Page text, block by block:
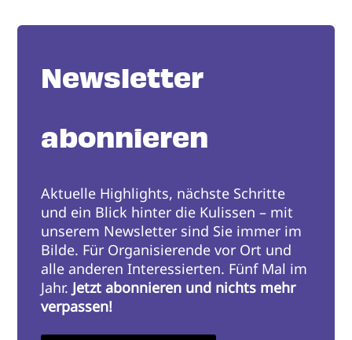
Newsletter
abonnieren
Aktuelle Highlights, nächste Schritte
und ein Blick hinter die Kulissen – mit
unserem Newsletter sind Sie immer im
Bilde. Für Organisierende vor Ort und
alle anderen Interessierten. Fünf Mal im
Jahr. Jetzt abonnieren und nichts mehr
verpassen!